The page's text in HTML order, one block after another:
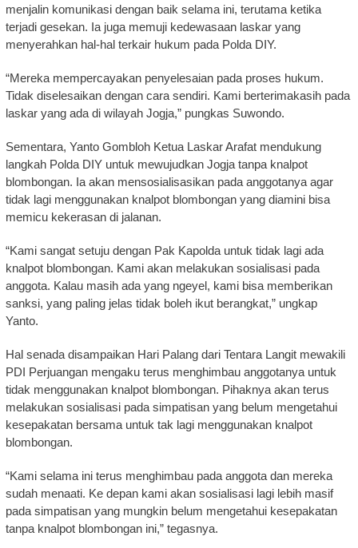
menjalin komunikasi dengan baik selama ini, terutama ketika
terjadi gesekan. Ia juga memuji kedewasaan laskar yang
menyerahkan hal-hal terkair hukum pada Polda DIY.
“Mereka mempercayakan penyelesaian pada proses hukum.
Tidak diselesaikan dengan cara sendiri. Kami berterimakasih pada
laskar yang ada di wilayah Jogja,” pungkas Suwondo.
Sementara, Yanto Gombloh Ketua Laskar Arafat mendukung
langkah Polda DIY untuk mewujudkan Jogja tanpa knalpot
blombongan. Ia akan mensosialisasikan pada anggotanya agar
tidak lagi menggunakan knalpot blombongan yang diamini bisa
memicu kekerasan di jalanan.
“Kami sangat setuju dengan Pak Kapolda untuk tidak lagi ada
knalpot blombongan. Kami akan melakukan sosialisasi pada
anggota. Kalau masih ada yang ngeyel, kami bisa memberikan
sanksi, yang paling jelas tidak boleh ikut berangkat,” ungkap
Yanto.
Hal senada disampaikan Hari Palang dari Tentara Langit mewakili
PDI Perjuangan mengaku terus menghimbau anggotanya untuk
tidak menggunakan knalpot blombongan. Pihaknya akan terus
melakukan sosialisasi pada simpatisan yang belum mengetahui
kesepakatan bersama untuk tak lagi menggunakan knalpot
blombongan.
“Kami selama ini terus menghimbau pada anggota dan mereka
sudah menaati. Ke depan kami akan sosialisasi lagi lebih masif
pada simpatisan yang mungkin belum mengetahui kesepakatan
tanpa knalpot blombongan ini,” tegasnya.